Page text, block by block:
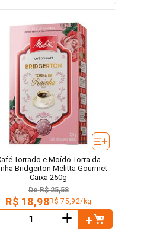
Torrado e Moído Torra da
Bridgerton Melitta Gourmet
Caixa 250g
De R$ 25,58
R$ 18,98R$ 75,92/kg
＋